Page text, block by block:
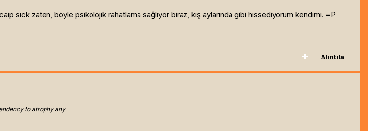
sıck zaten, böyle psikolojik rahatlama sağlıyor biraz, kış aylarında gibi hissediyorum kendimi. =P
Alıntıla
to atrophy any